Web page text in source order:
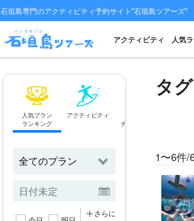
石垣島専門のアクティビティ予約サイト"石垣島ツアーズ"
アクティビティ 人気
人気プラン
ランキング
アクティビティ
チケット予約
さらに
タ
1〜6件/